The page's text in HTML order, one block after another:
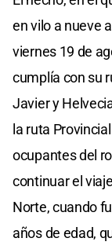
en vilo a nueve
viernes 19 de
cumplía con su
Javier y
la ruta
ocupantes del
continuar el
Norte, cuando
años de edad,